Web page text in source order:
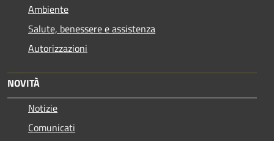
Ambiente
Salute, benessere e assistenza
Autorizzazioni
NOVITÀ
Notizie
Comunicati